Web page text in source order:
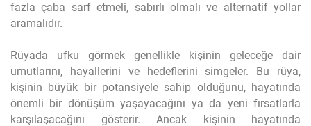
fazla çaba sarf etmeli, sabırlı olmalı ve alternatif yollar
aramalıdır.
Rüyada ufku görmek genellikle kişinin geleceğe dair
umutlarını, hayallerini ve hedeflerini simgeler. Bu rüya,
kişinin büyük bir potansiyele sahip olduğunu, hayatında
önemli bir dönüşüm yaşayacağını ya da yeni fırsatlarla
karşılaşacağını gösterir. Ancak kişinin hayatında